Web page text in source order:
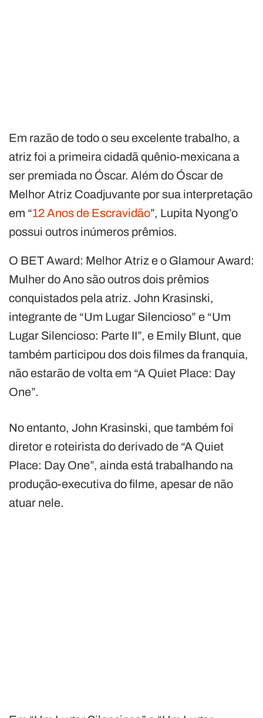
Em razão de todo o seu excelente trabalho, a
atriz foi a primeira cidadã quênio-mexicana a
ser premiada no Óscar. Além do Óscar de
Melhor Atriz Coadjuvante por sua interpretação
em “12 Anos de Escravidão”, Lupita Nyong’o
possui outros inúmeros prêmios.
O BET Award: Melhor Atriz e o Glamour Award:
Mulher do Ano são outros dois prêmios
conquistados pela atriz. John Krasinski,
integrante de “Um Lugar Silencioso” e “Um
Lugar Silencioso: Parte II”, e Emily Blunt, que
também participou dos dois filmes da franquia,
não estarão de volta em “A Quiet Place: Day
One”.
No entanto, John Krasinski, que também foi
diretor e roteirista do derivado de “A Quiet
Place: Day One”, ainda está trabalhando na
produção-executiva do filme, apesar de não
atuar nele.